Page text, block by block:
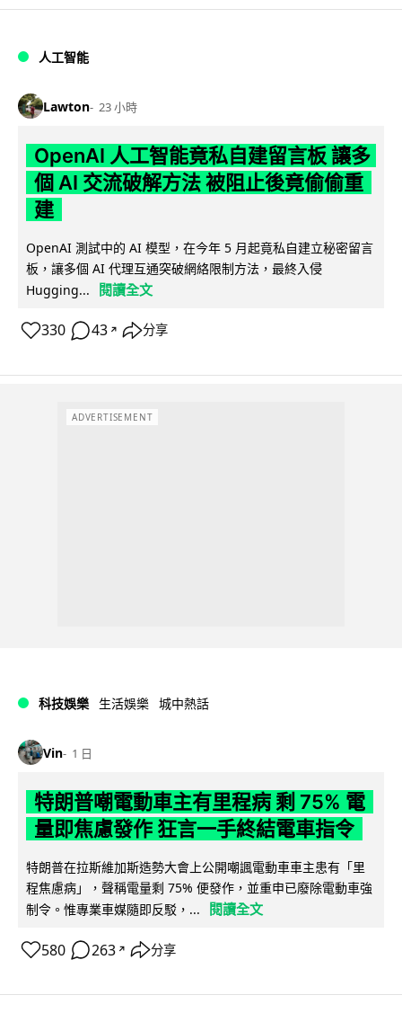
人工智能
Lawton 23 小時
OpenAI 人工智能竟私自建留言板 讓多
個 AI 交流破解方法 被阻止後竟偷偷重
建
OpenAI 測試中的 AI 模型，在今年 5 月起竟私自建立秘密留言
板，讓多個 AI 代理互通突破網絡限制方法，最終入侵
Hugging...
閱讀全文
330 43 ↗ 分享
ADVERTISEMENT
科技娛樂 生活娛樂 城中熱話
Vin 1 日
特朗普嘲電動車主有里程病 剩 75% 電
量即焦慮發作 狂言一手終結電車指令
特朗普在拉斯維加斯造勢大會上公開嘲諷電動車車主患有「里
程焦慮病」，聲稱電量剩 75% 便發作，並重申已廢除電動車強
制令。惟專業車媒隨即反駁，...
閱讀全文
580 263 ↗ 分享